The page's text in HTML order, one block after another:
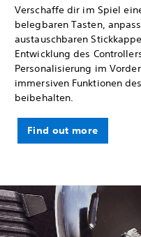
Verschaffe dir im Spiel
belegbaren Tasten,
austauschbaren
Entwicklung des
Personalisierung im
immersiven Funktionen
beibehalten.
Find out more